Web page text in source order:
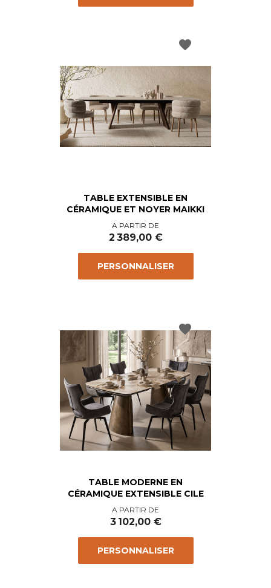
TABLE EXTENSIBLE EN
CÉRAMIQUE ET NOYER MAIKKI
Prix
A PARTIR DE
2 389,00 €
PERSONNALISER
favorite
TABLE MODERNE EN
CÉRAMIQUE EXTENSIBLE CILE
Prix
A PARTIR DE
3 102,00 €
PERSONNALISER
favorite